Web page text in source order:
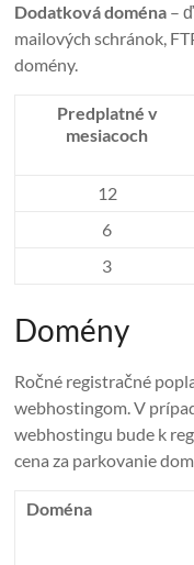
Dodatková doména –
mailových schránok,
domény.
Predplatné v
mesiacoch
12
6
3
Domény
Ročné registračné
webhostingom. V
webhostingu bude k
cena za parkovanie
Doména